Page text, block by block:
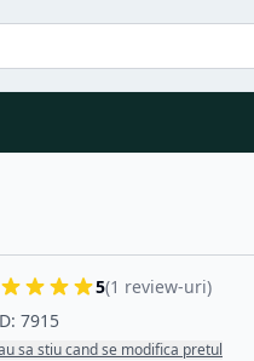
5(1 review-uri)
7915
sa stiu cand se modifica pretul